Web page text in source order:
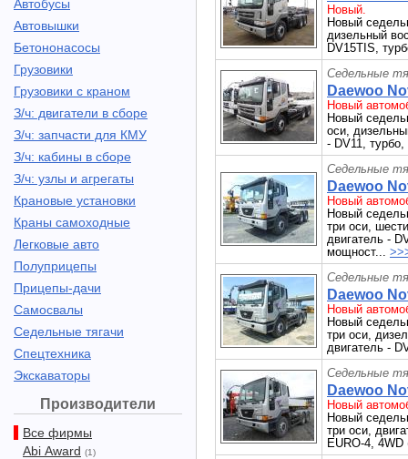
Автобусы
Автовышки
Бетононасосы
Грузовики
Грузовики с краном
З/ч: двигатели в сборе
З/ч: запчасти для КМУ
З/ч: кабины в сборе
З/ч: узлы и агрегаты
Крановые установки
Краны самоходные
Легковые авто
Полуприцепы
Прицепы-дачи
Самосвалы
Седельные тягачи
Спецтехника
Экскаваторы
Производители
Все фирмы
Abi Award (1)
Новый.
Новый
дизельный
DV15TIS,
Седельные
Daewoo
Новый
Новый
оси,
- DV11,
Седельные
Daewoo
Новый
Новый
три оси,
двигатель -
мощност...
Седельные
Daewoo
Новый
Новый
три оси,
двигатель -
Седельные
Daewoo
Новый
Новый
три оси,
EURO-4,